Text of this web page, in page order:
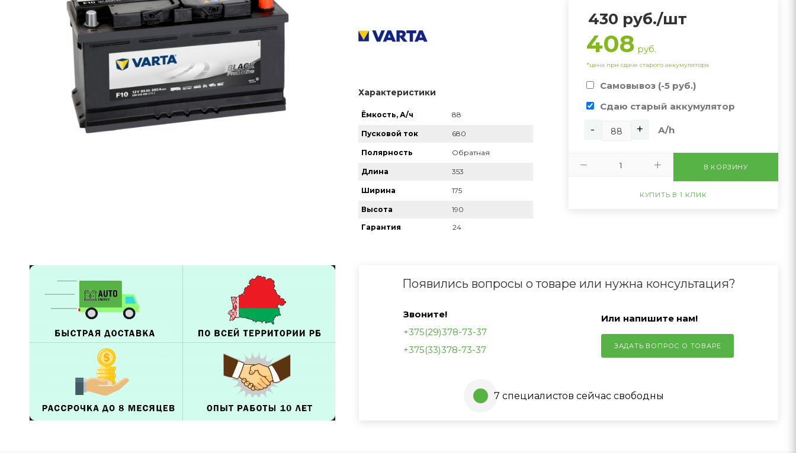
Характеристики
Ёмкость, А/ч 88
Пусковой ток 680
Полярность Обратная
Длина 353
Ширина 175
Высота
190
Гарантия
24
430 руб./шт
408 руб.
*цена при сдаче старого аккумулятора
Самовывоз (-5 руб.)
Сдаю старый аккумулятор
- + А/h
В КОРЗИНУ
КУПИТЬ В 1 КЛИК
Появились вопросы о товаре или нужна консультация?
Звоните!
+375(29)378-73-37
+375(33)378-73-37
Или напишите нам!
ЗАДАТЬ ВОПРОС О ТОВАРЕ
7 специалистов сейчас свободны